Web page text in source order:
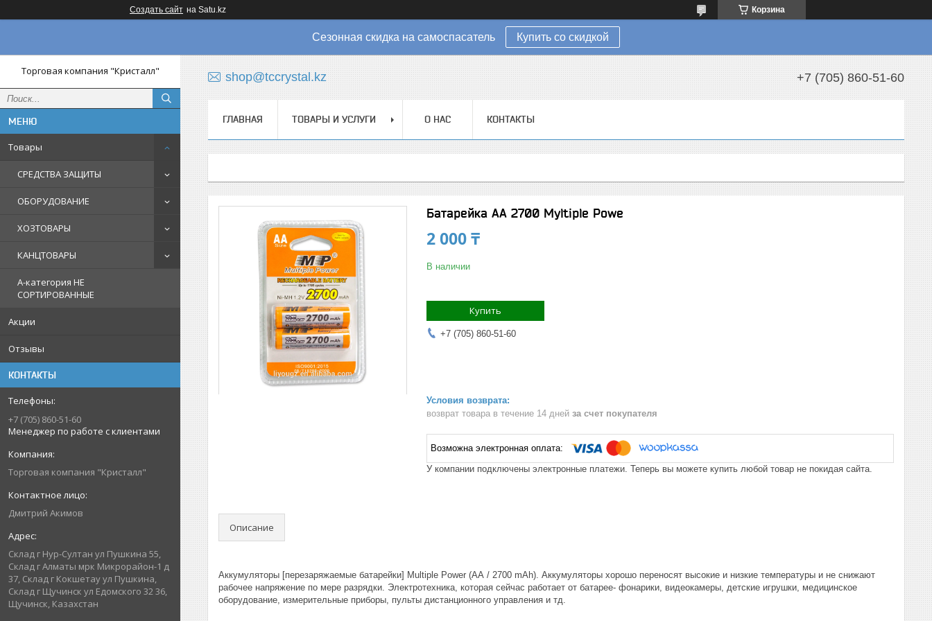
Создать сайт на Satu.kz Корзина
Сезонная скидка на самоспасатель Купить со скидкой
Торговая компания "Кристалл"
Товары
СРЕДСТВА ЗАЩИТЫ
ОБОРУДОВАНИЕ
ХОЗТОВАРЫ
КАНЦТОВАРЫ
A-категория НЕ
СОРТИРОВАННЫЕ
Акции
Отзывы
КОНТАКТЫ
+7 (705) 860-51-60
Менеджер по работе с клиентами
Торговая компания "Кристалл"
Дмитрий Акимов
Склад г Нур-Султан ул Пушкина 55,
Склад г Алматы мрк Микрорайон-1 д
37, Склад г Кокшетау ул Пушкина,
Склад г Щучинск ул Едомского 32 36,
Щучинск, Казахстан
shop@tccrystal.kz +7 (705) 860-51-60
ГЛАВНАЯ ТОВАРЫ И УСЛУГИ О НАС КОНТАКТЫ
Батарейка АА 2700 Myltiple Powe
2 000 ₸
В наличии
Купить
+7 (705) 860-51-60
возврат товара в течение 14 дней за счет покупателя
У компании подключены электронные платежи. Теперь вы можете купить любой товар не покидая сайта.
Описание
Аккумуляторы [перезаряжаемые батарейки] Multiple Power (АА / 2700 mAh). Аккумуляторы хорошо переносят высокие и низкие температуры и не снижают
рабочее напряжение по мере разрядки. Электротехника, которая сейчас работает от батарее- фонарики, видеокамеры, детские игрушки, медицинское
оборудование, измерительные приборы, пульты дистанционного управления и тд.